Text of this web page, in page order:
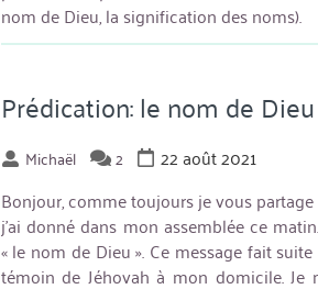
nom de Dieu, la signification des noms).
Prédication: le nom de Dieu
Michaël 2
22 août 2021
Bonjour, comme toujours je vous
j’ai donné dans mon assemblée ce
« le nom de Dieu ». Ce message fait
témoin de Jéhovah à mon domicile. Je